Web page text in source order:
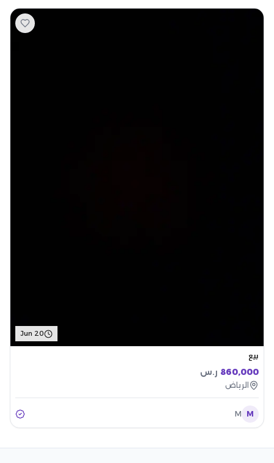
Jun 20
بيع
860,000 ر.س
الرياض
M
M